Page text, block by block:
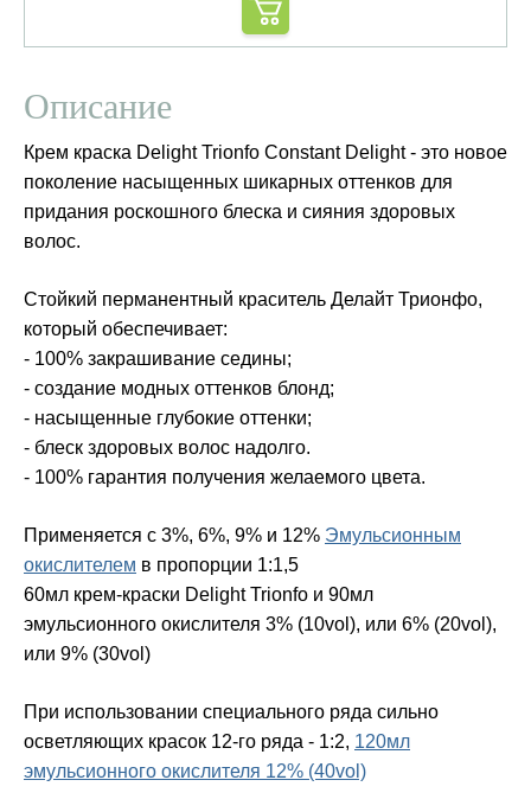
Описание
Крем краска Delight Trionfo Constant Delight - это новое
поколение насыщенных шикарных оттенков для
придания роскошного блеска и сияния здоровых
волос.
Стойкий перманентный краситель Делайт Трионфо,
который обеспечивает:
- 100% закрашивание седины;
- создание модных оттенков блонд;
- насыщенные глубокие оттенки;
- блеск здоровых волос надолго.
- 100% гарантия получения желаемого цвета.
Применяется с 3%, 6%, 9% и 12% Эмульсионным
окислителем в пропорции 1:1,5
60мл крем-краски Delight Trionfo и 90мл
эмульсионного окислителя 3% (10vol), или 6% (20vol),
или 9% (30vol)
При использовании специального ряда сильно
осветляющих красок 12-го ряда - 1:2, 120мл
эмульсионного окислителя 12% (40vol)